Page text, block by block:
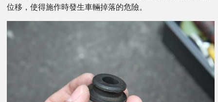
位移，使得施作時發生車輛掉落的危險。